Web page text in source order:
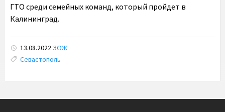
ГТО среди семейных команд, который пройдет в
Калининград.
13.08.2022 ЗОЖ
Tags:
Севастополь